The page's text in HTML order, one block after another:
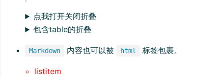
点我打开关闭折叠
包含table的折叠
Markdown 内容也可以被 html 标签包裹。
listitem